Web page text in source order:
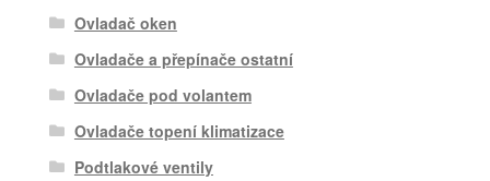
Ovladač oken
Ovladače a přepínače ostatní
Ovladače pod volantem
Ovladače topení klimatizace
Podtlakové ventily